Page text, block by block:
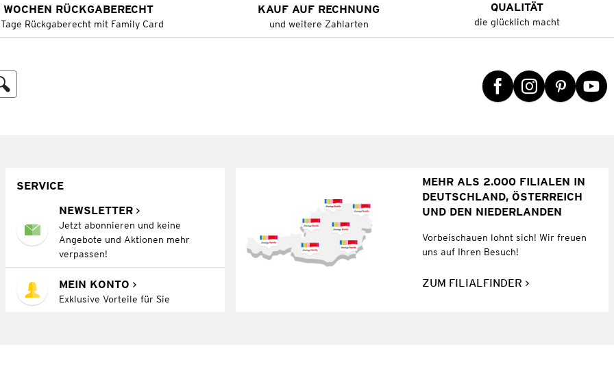
RÜCKGABERECHT
Rückgaberecht mit Family Card
KAUF AUF RECHNUNG
und weitere Zahlarten
QUALITÄT
die glücklich macht
SERVICE
NEWSLETTER
Jetzt abonnieren und keine
Angebote und Aktionen mehr
verpassen!
MEIN KONTO
Exklusive Vorteile für Sie
MEHR ALS 2.000 FILIALEN IN
DEUTSCHLAND, ÖSTERREICH
UND DEN NIEDERLANDEN
Vorbeischauen lohnt sich! Wir freuen
uns auf Ihren Besuch!
ZUM FILIALFINDER